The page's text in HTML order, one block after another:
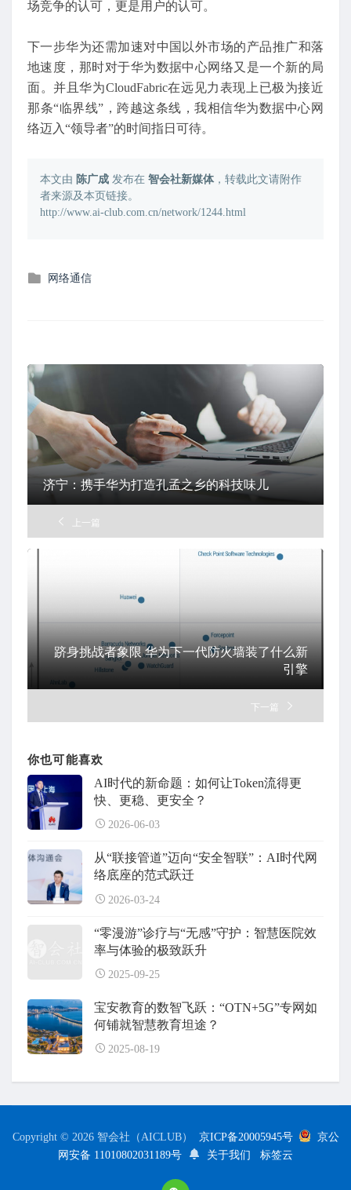
场竞争的认可，更是用户的认可。
下一步华为还需加速对中国以外市场的产品推广和落
地速度，那时对于华为数据中心网络又是一个新的局
面。并且华为CloudFabric在远见力表现上已极为接近
那条“临界线”，跨越这条线，我相信华为数据中心网
络迈入“领导者”的时间指日可待。
本文由 陈广成 发布在 智会社新媒体，转载此文请附作
者来源及本页链接。
http://www.ai-club.com.cn/network/1244.html
发
网络通信
济宁：携手华为打造孔孟之乡的科技味儿
上一篇
跻身挑战者象限 华为下一代防火墙装了什么新
引擎
下一篇
你也可能喜欢
AI时代的新命题：如何让Token流得更
快、更稳、更安全？
2026-06-03
从“联接管道”迈向“安全智联”：AI时代网
络底座的范式跃迁
2026-03-24
“零漫游”诊疗与“无感”守护：智慧医院效
率与体验的极致跃升
2025-09-25
宝安教育的数智飞跃：“OTN+5G”专网如
何铺就智慧教育坦途？
2025-08-19
Copyright © 2026 智会社（AICLUB） 京ICP备20005945号
京公
网安备 11010802031189号
关于我们 标签云